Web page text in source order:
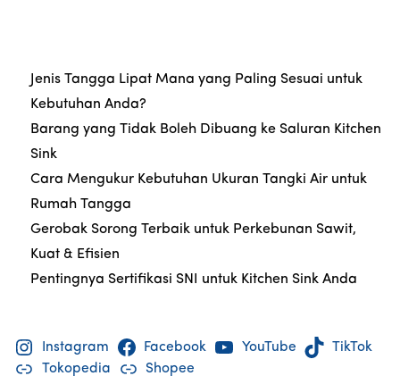
Jenis Tangga Lipat Mana yang Paling Sesuai untuk
Kebutuhan Anda?
Barang yang Tidak Boleh Dibuang ke Saluran Kitchen
Sink
Cara Mengukur Kebutuhan Ukuran Tangki Air untuk
Rumah Tangga
Gerobak Sorong Terbaik untuk Perkebunan Sawit,
Kuat & Efisien
Pentingnya Sertifikasi SNI untuk Kitchen Sink Anda
Instagram Facebook YouTube
TikTok
Tokopedia
Shopee